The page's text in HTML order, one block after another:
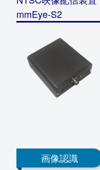
mmEye-S2
画像認識